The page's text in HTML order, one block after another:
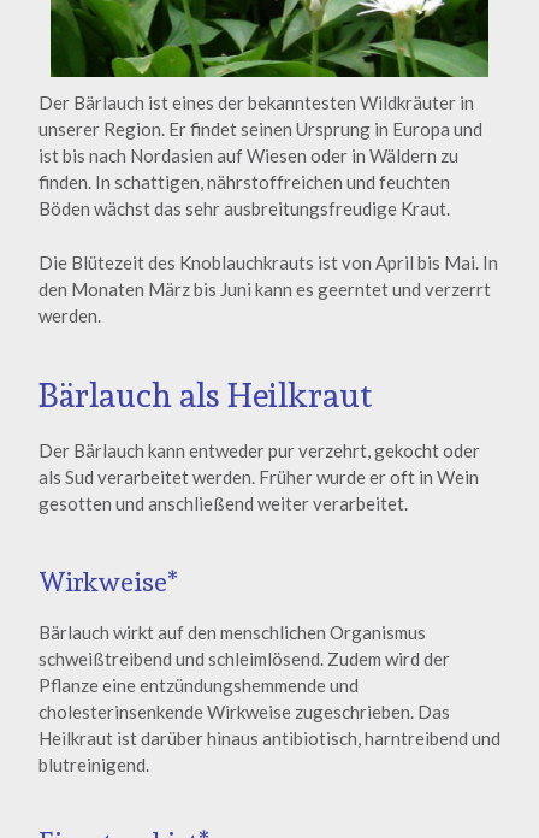
Der Bärlauch ist eines der bekanntesten Wildkräuter in
unserer Region. Er findet seinen Ursprung in Europa und
ist bis nach Nordasien auf Wiesen oder in Wäldern zu
finden. In schattigen, nährstoffreichen und feuchten
Böden wächst das sehr ausbreitungsfreudige Kraut.
Die Blütezeit des Knoblauchkrauts ist von April bis Mai. In
den Monaten März bis Juni kann es geerntet und verzerrt
werden.
Bärlauch als Heilkraut
Der Bärlauch kann entweder pur verzehrt, gekocht oder
als Sud verarbeitet werden. Früher wurde er oft in Wein
gesotten und anschließend weiter verarbeitet.
Wirkweise*
Bärlauch wirkt auf den menschlichen Organismus
schweißtreibend und schleimlösend. Zudem wird der
Pflanze eine entzündungshemmende und
cholesterinsenkende Wirkweise zugeschrieben. Das
Heilkraut ist darüber hinaus antibiotisch, harntreibend und
blutreinigend.